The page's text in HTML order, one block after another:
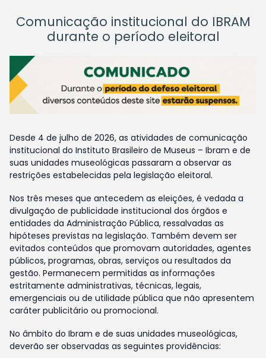
Comunicação institucional do IBRAM
durante o período eleitoral
Desde 4 de julho de 2026, as atividades de comunicação
institucional do Instituto Brasileiro de Museus – Ibram e de
suas unidades museológicas passaram a observar as
restrições estabelecidas pela legislação eleitoral.
Nos três meses que antecedem as eleições, é vedada a
divulgação de publicidade institucional dos órgãos e
entidades da Administração Pública, ressalvadas as
hipóteses previstas na legislação. Também devem ser
evitados conteúdos que promovam autoridades, agentes
públicos, programas, obras, serviços ou resultados da
gestão. Permanecem permitidas as informações
estritamente administrativas, técnicas, legais,
emergenciais ou de utilidade pública que não apresentem
caráter publicitário ou promocional.
No âmbito do Ibram e de suas unidades museológicas,
deverão ser observadas as seguintes providências: